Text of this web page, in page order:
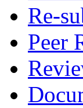
Re-
Peer